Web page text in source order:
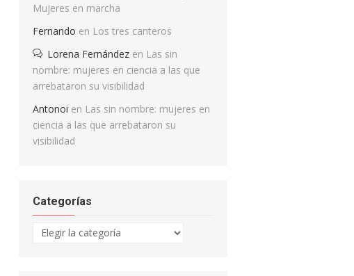
Mujeres en marcha
Fernando en Los tres canteros
Lorena Fernández en Las sin
nombre: mujeres en ciencia a las que
arrebataron su visibilidad
Antonoi en Las sin nombre: mujeres en
ciencia a las que arrebataron su
visibilidad
Categorías
Categorías